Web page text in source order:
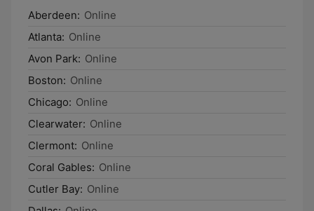
Aberdeen: Online
Atlanta: Online
Avon Park: Online
Boston: Online
Chicago: Online
Clearwater: Online
Clermont: Online
Coral Gables: Online
Cutler Bay: Online